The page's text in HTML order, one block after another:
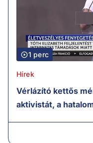
1 perc
Hírek
Vérlázító kettős
aktivistát, a